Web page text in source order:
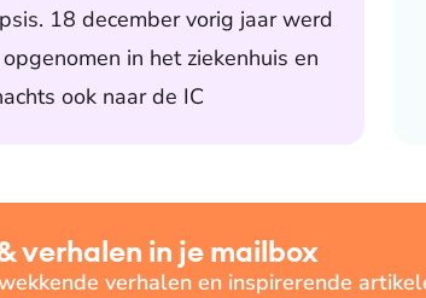
18 december vorig jaar werd
in het ziekenhuis en
ook naar de IC
verhalen in je mailbox
verhalen en inspirerende